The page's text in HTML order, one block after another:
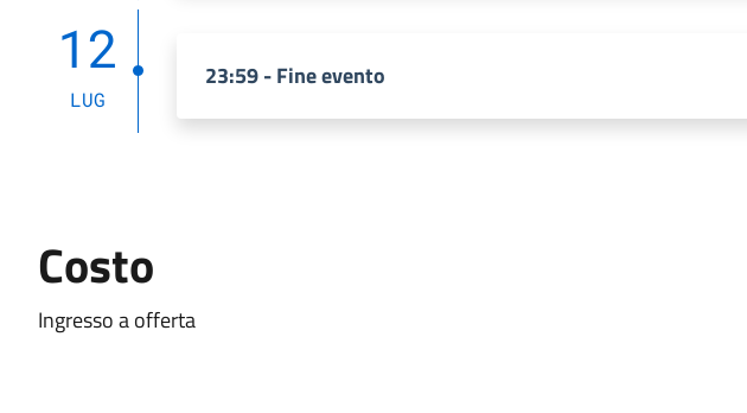
12
LUG
23:59 - Fine evento
Costo
Ingresso a offerta